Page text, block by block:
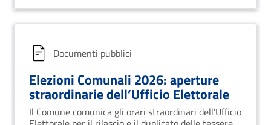
Documenti pubblici
Elezioni Comunali 2026: aperture
straordinarie dell’Ufficio Elettorale
Il Comune comunica gli orari straordinari dell’Ufficio